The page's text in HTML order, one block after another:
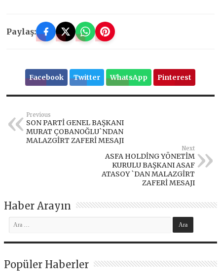
Paylaş:
Facebook Twitter WhatsApp Pinterest
Previous
SON PARTİ GENEL BAŞKANI
MURAT ÇOBANOĞLU`NDAN
MALAZGİRT ZAFERİ MESAJI
Next
ASFA HOLDİNG YÖNETİM
KURULU BAŞKANI ASAF
ATASOY `DAN MALAZGİRT
ZAFERİ MESAJI
Haber Arayın
Popüler Haberler